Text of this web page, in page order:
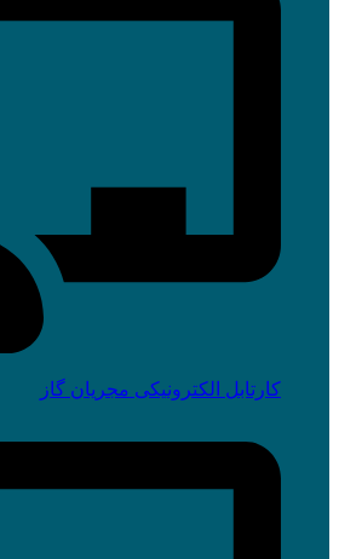
کارتابل الکترونیکی مجریان گاز